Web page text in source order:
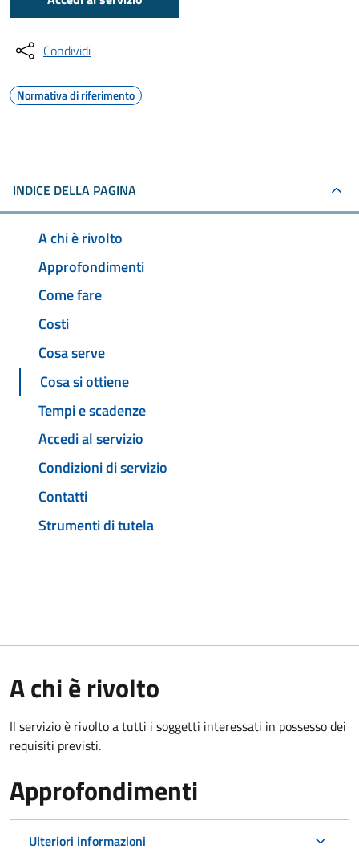
Condividi
Normativa di riferimento
INDICE DELLA PAGINA
A chi è rivolto
Approfondimenti
Come fare
Costi
Cosa serve
Cosa si ottiene
Tempi e scadenze
Accedi al servizio
Condizioni di servizio
Contatti
Strumenti di tutela
A chi è rivolto
Il servizio è rivolto a tutti i soggetti interessati in possesso dei
requisiti previsti.
Approfondimenti
Ulteriori informazioni